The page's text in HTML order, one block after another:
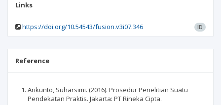
Links
https://doi.org/10.54543/fusion.v3i07.346 ID
Reference
Arikunto, Suharsimi. (2016). Prosedur Penelitian Suatu
Pendekatan Praktis. Jakarta: PT Rineka Cipta.